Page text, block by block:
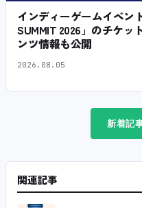
インディーゲームイベン
SUMMIT 2026」のチケッ
ンツ情報も公開
2026.08.05
新着記
関連記事